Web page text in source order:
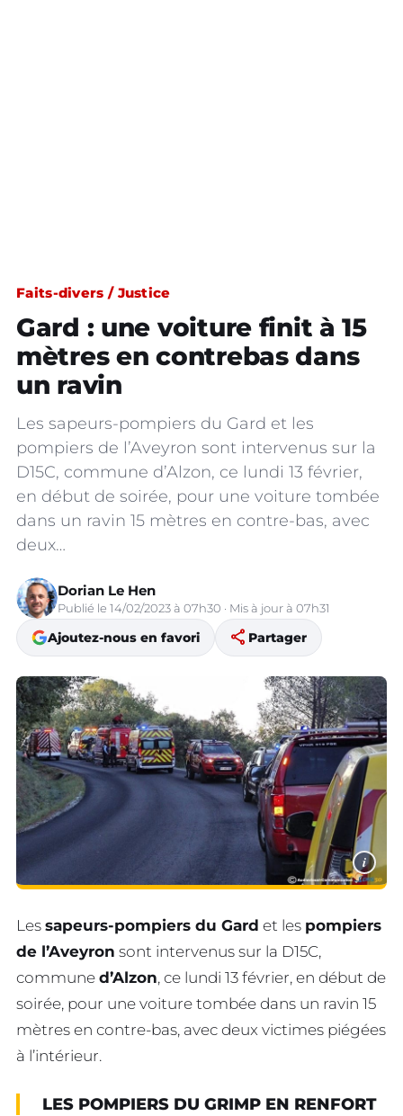
Faits-divers / Justice
Gard : une voiture finit à 15
mètres en contrebas dans
un ravin
Les sapeurs-pompiers du Gard et les
pompiers de l’Aveyron sont intervenus sur la
D15C, commune d’Alzon, ce lundi 13 février,
en début de soirée, pour une voiture tombée
dans un ravin 15 mètres en contre-bas, avec
deux…
Dorian Le Hen
Publié le 14/02/2023 à 07h30 · Mis à jour à 07h31
Ajoutez-nous en favori share Partager
i
Les sapeurs-pompiers du Gard et les pompiers
de l’Aveyron sont intervenus sur la D15C,
commune d’Alzon, ce lundi 13 février, en début de
soirée, pour une voiture tombée dans un ravin 15
mètres en contre-bas, avec deux victimes piégées
à l’intérieur.
LES POMPIERS DU GRIMP EN RENFORT